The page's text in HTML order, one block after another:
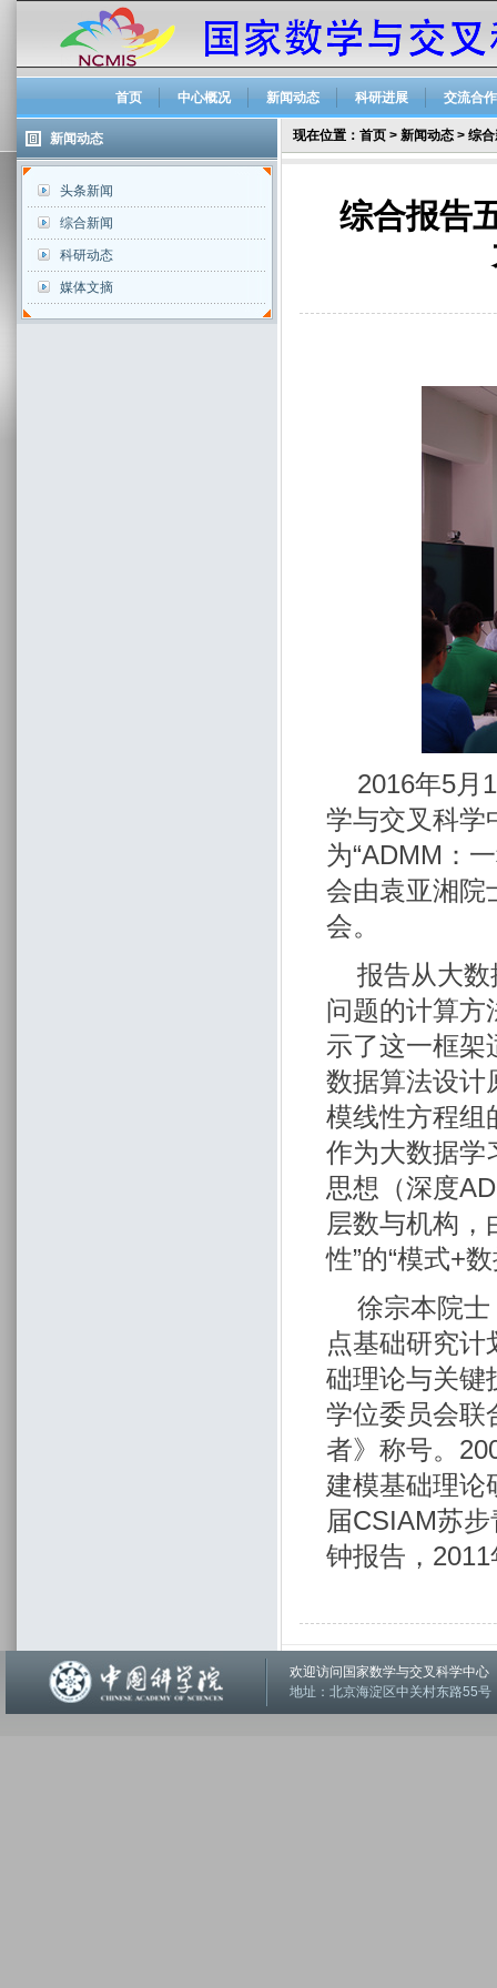
首页 中心概况 新闻动态 科研进展 交流合作
新闻动态
头条新闻
综合新闻
科研动态
媒体文摘
现在位置： 首页 > 新闻动态 > 综
综合报告
2016年5月
学与交叉科学
为“ADMM：
会由袁亚湘院
会。
报告从大
问题的计算方
示了这一框架
数据算法设计
模线性方程组
作为大数据学
思想（深度
层数与机构
性”的“模式+
徐宗本院
点基础研究计
础理论与关键
学位委员会联
者》称号。
建模基础理论
届CSIAM苏
钟报告，
欢迎访问国家数学与交叉科学中
地址：北京海淀区中关村东路55